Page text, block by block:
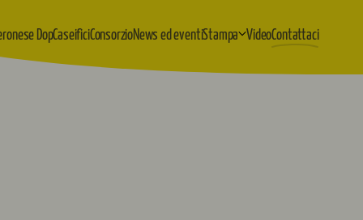
DopCaseificiConsorzioNews ed eventiStampa VideoContattaci